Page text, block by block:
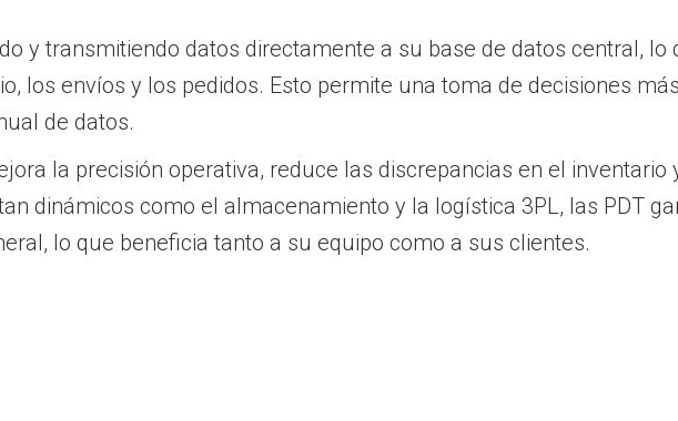
y transmitiendo datos directamente a su base de datos central,
los envíos y los pedidos. Esto permite una toma de decisiones
de datos.
la precisión operativa, reduce las discrepancias en el
dinámicos como el almacenamiento y la logística 3PL, las PDT
lo que beneficia tanto a su equipo como a sus clientes.